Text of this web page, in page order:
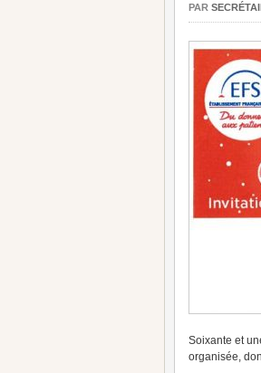
PAR
Soixante et
organisée,